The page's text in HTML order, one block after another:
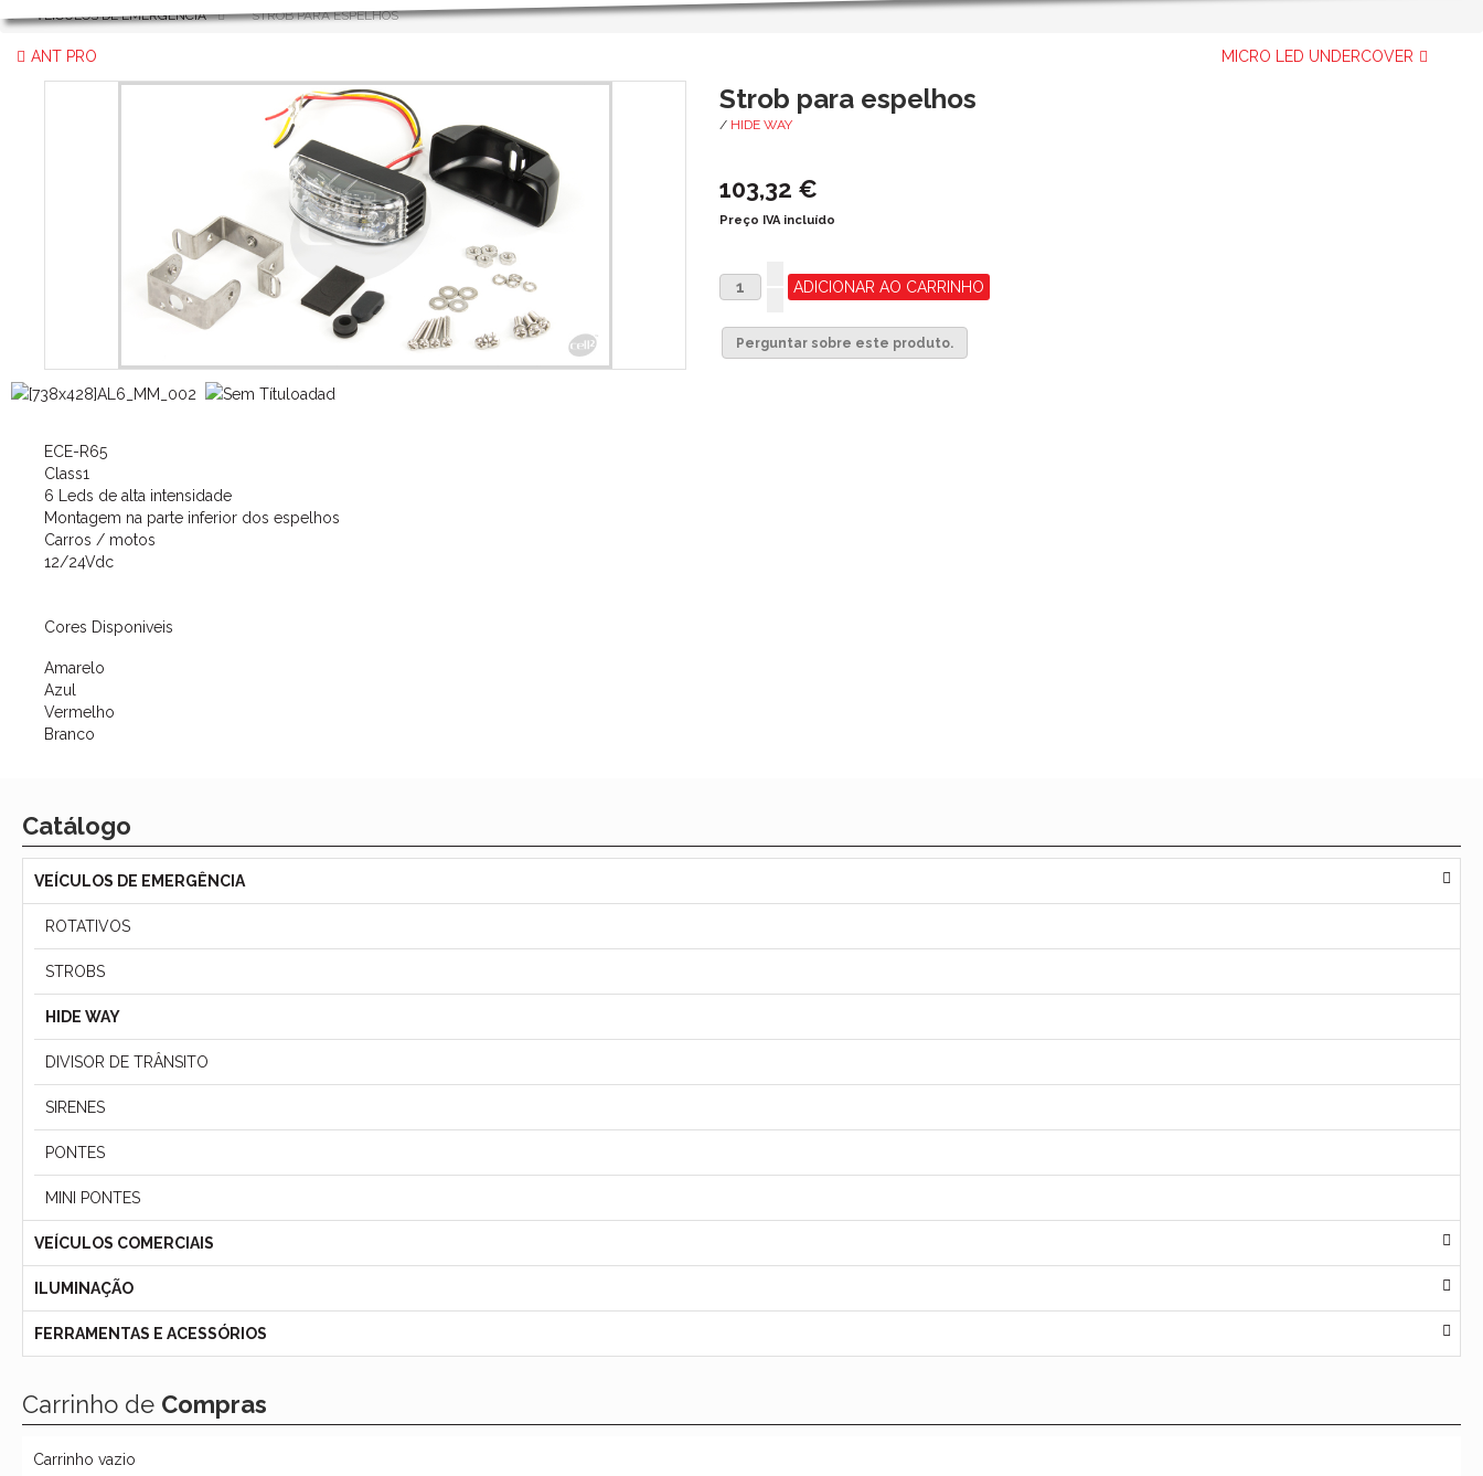
VEÍCULOS DE EMERGÊNCIA STROB PARA ESPELHOS
ANT PRO MICRO LED UNDERCOVER
ECE-R65
Class1
6 Leds de alta intensidade
Montagem na parte inferior dos espelhos
Carros / motos
12/24Vdc
Cores Disponiveis
Amarelo
Azul
Vermelho
Branco
Strob para espelhos
/ HIDE WAY
103,32 €
Preço IVA incluído
Perguntar sobre este produto.
Catálogo
VEÍCULOS DE EMERGÊNCIA
ROTATIVOS
STROBS
HIDE WAY
DIVISOR DE TRÂNSITO
SIRENES
PONTES
MINI PONTES
VEÍCULOS COMERCIAIS
ILUMINAÇÃO
FERRAMENTAS E ACESSÓRIOS
Carrinho de Compras
Carrinho vazio